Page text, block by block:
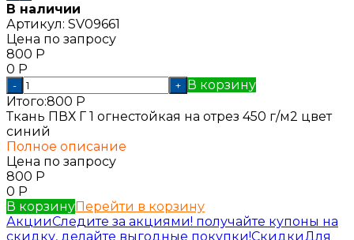
В наличии
Артикул: SV09661
Цена по запросу
800 Р
0 Р
- + В корзину
Итого:800 Р
Ткань ПВХ Г 1 огнестойкая на отрез 450 г/м2 цвет
синий
Полное описание
Цена по запросу
800 Р
0 Р
В корзинуПерейти в корзину
АкцииСледите за акциями! получайте купоны на
скидку, делайте выгодные покупки!СкидкиДля